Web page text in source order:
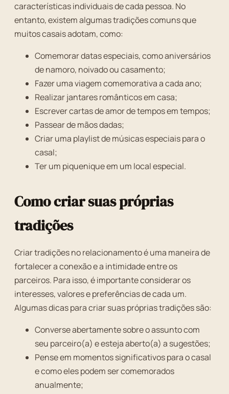
características individuais de cada pessoa. No
entanto, existem algumas tradições comuns que
muitos casais adotam, como:
Comemorar datas especiais, como aniversários
de namoro, noivado ou casamento;
Fazer uma viagem comemorativa a cada ano;
Realizar jantares românticos em casa;
Escrever cartas de amor de tempos em tempos;
Passear de mãos dadas;
Criar uma playlist de músicas especiais para o
casal;
Ter um piquenique em um local especial.
Como criar suas próprias
tradições
Criar tradições no relacionamento é uma maneira de
fortalecer a conexão e a intimidade entre os
parceiros. Para isso, é importante considerar os
interesses, valores e preferências de cada um.
Algumas dicas para criar suas próprias tradições são:
Converse abertamente sobre o assunto com
seu parceiro(a) e esteja aberto(a) a sugestões;
Pense em momentos significativos para o casal
e como eles podem ser comemorados
anualmente;